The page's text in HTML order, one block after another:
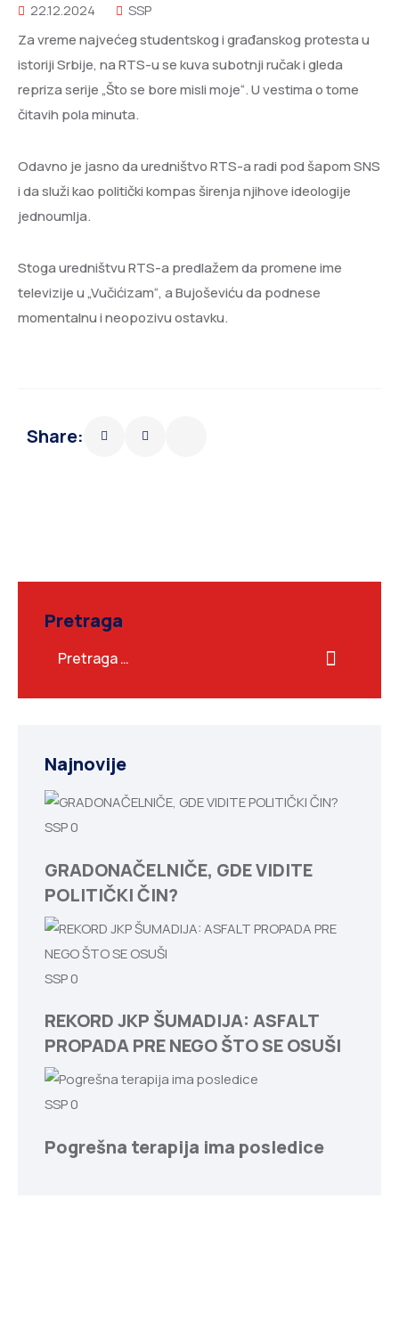
22.12.2024
SSP
Za vreme najvećeg studentskog i građanskog protesta u
istoriji Srbije, na RTS-u se kuva subotnji ručak i gleda
repriza serije „Što se bore misli moje“. U vestima o tome
čitavih pola minuta.
Odavno je jasno da uredništvo RTS-a radi pod šapom SNS
i da služi kao politički kompas širenja njihove ideologije
jednoumlja.
Stoga uredništvu RTS-a predlažem da promene ime
televizije u „Vučićizam“, a Bujoševiću da podnese
momentalnu i neopozivu ostavku.
Share:
Pretraga
Najnovije
SSP0
GRADONAČELNIČE, GDE VIDITE
POLITIČKI ČIN?
SSP0
REKORD JKP ŠUMADIJA: ASFALT
PROPADA PRE NEGO ŠTO SE OSUŠI
SSP0
Pogrešna terapija ima posledice